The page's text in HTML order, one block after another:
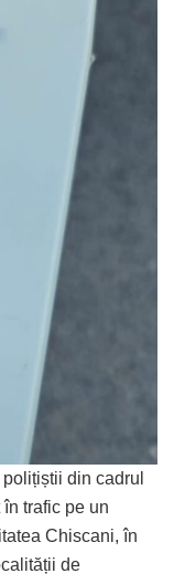
din cadrul
trafic pe un
Chiscani, în
de